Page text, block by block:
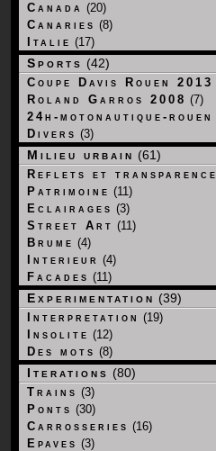
Canada (20)
Canaries (8)
Italie (17)
Sports (42)
Coupe Davis Rouen 2013
Roland Garros 2008 (7)
24h-motonautique-rouen
Divers (3)
Milieu urbain (61)
Reflets et transparence
Patrimoine (11)
Eclairages (3)
Street Art (11)
Brume (4)
Interieur (4)
Facades (11)
Experimentation (39)
Interpretation (19)
Insolite (12)
Des mots (8)
Iterations (80)
Trains (3)
Ponts (30)
Carrosseries (16)
Epaves (3)